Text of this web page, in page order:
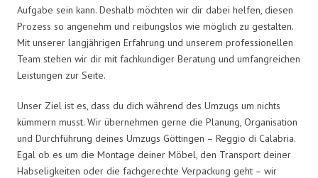
Aufgabe sein kann. Deshalb möchten wir dir dabei helfen, diesen
Prozess so angenehm und reibungslos wie möglich zu gestalten.
Mit unserer langjährigen Erfahrung und unserem professionellen
Team stehen wir dir mit fachkundiger Beratung und umfangreichen
Leistungen zur Seite.
Unser Ziel ist es, dass du dich während des Umzugs um nichts
kümmern musst. Wir übernehmen gerne die Planung, Organisation
und Durchführung deines Umzugs Göttingen – Reggio di Calabria.
Egal ob es um die Montage deiner Möbel, den Transport deiner
Habseligkeiten oder die fachgerechte Verpackung geht – wir